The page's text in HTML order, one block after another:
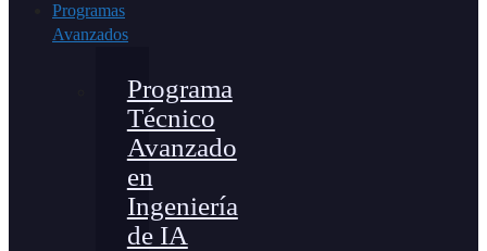
Programas
Avanzados
Programa
Técnico
Avanzado
en
Ingeniería
de IA